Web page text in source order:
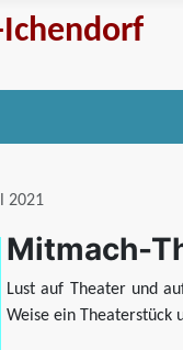
2021
Mitmach-
Lust auf Theater und
Weise ein Theaterstück